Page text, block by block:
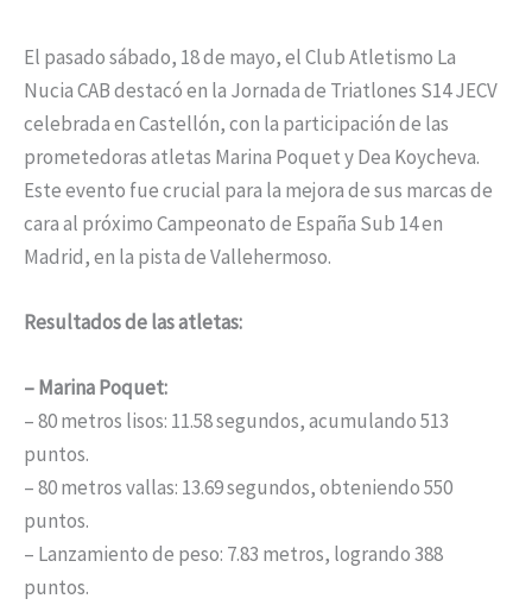
El pasado sábado, 18 de mayo, el Club Atletismo La
Nucia CAB destacó en la Jornada de Triatlones S14 JECV
celebrada en Castellón, con la participación de las
prometedoras atletas Marina Poquet y Dea Koycheva.
Este evento fue crucial para la mejora de sus marcas de
cara al próximo Campeonato de España Sub 14 en
Madrid, en la pista de Vallehermoso.
Resultados de las atletas:
– Marina Poquet:
– 80 metros lisos: 11.58 segundos, acumulando 513
puntos.
– 80 metros vallas: 13.69 segundos, obteniendo 550
puntos.
– Lanzamiento de peso: 7.83 metros, logrando 388
puntos.